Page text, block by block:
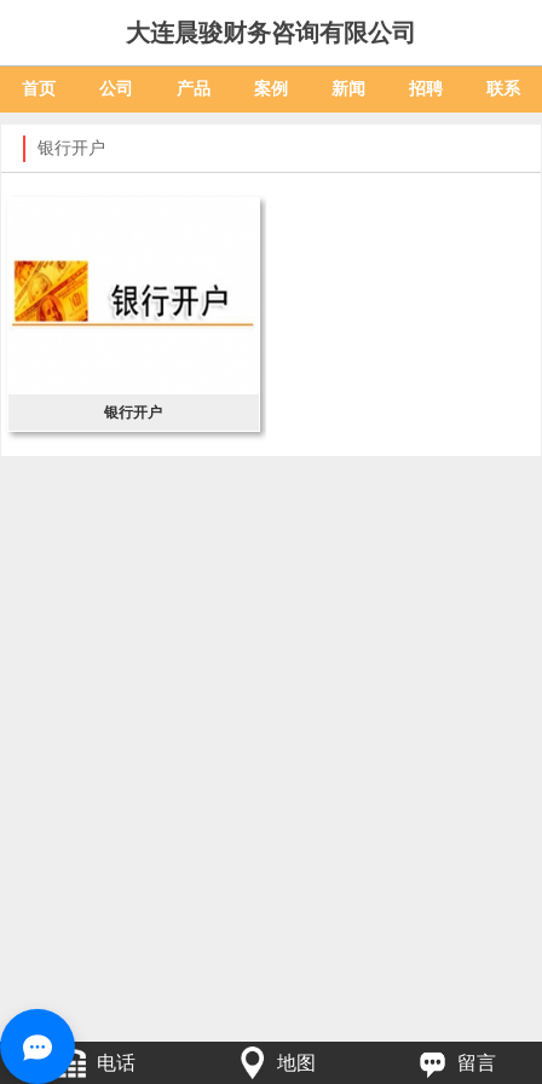
大连晨骏财务咨询有限公司
首页 公司 产品 案例 新闻 招聘 联系
银行开户
银行开户
电话 地图 留言